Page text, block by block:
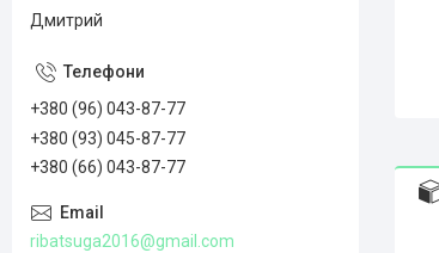
Дмитрий
+380 (96) 043-87-77
+380 (93) 045-87-77
+380 (66) 043-87-77
ribatsuga2016@gmail.com